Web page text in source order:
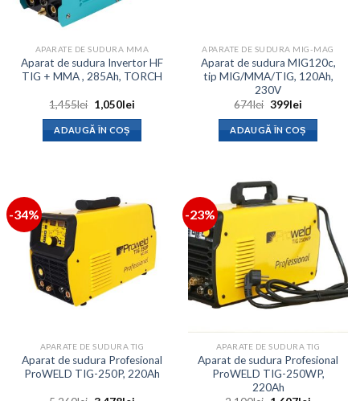
APARATE DE SUDURA MMA
Aparat de sudura Invertor HF
TIG + MMA , 285Ah, TORCH
1,455lei Prețul
inițial
a
fost:
1,455lei.
1,050leiPrețul
ADAUGĂ ÎN COȘ
APARATE DE SUDURA MIG-MAG
Aparat de sudura MIG120c,
tip MIG/MMA/TIG, 120Ah,
230V
674lei Prețul
a
fost:
674lei.
399leiPrețul
este:
399lei.
ADAUGĂ ÎN COȘ
-34%
APARATE DE SUDURA TIG
Aparat de sudura Profesional
ProWELD TIG-250P, 220Ah
-23%
APARATE DE SUDURA TIG
Aparat de sudura Profesional
ProWELD TIG-250WP,
220Ah